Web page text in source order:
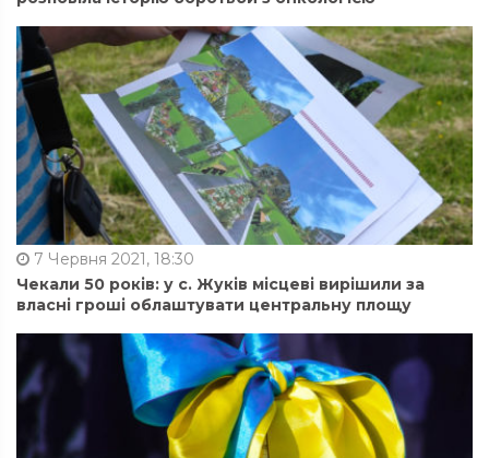
7 Червня 2021, 18:30
Чекали 50 років: у с. Жуків місцеві вирішили за
власні гроші облаштувати центральну площу